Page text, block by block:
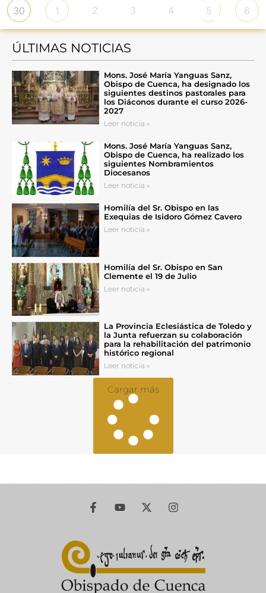
30 1 2 3 4 5 6
ÚLTIMAS NOTICIAS
Mons. José María Yanguas Sanz,
Obispo de Cuenca, ha designado los
siguientes destinos pastorales para
los Diáconos durante el curso 2026-
2027
Leer noticia »
Mons. José María Yanguas Sanz,
Obispo de Cuenca, ha realizado los
siguientes Nombramientos
Diocesanos
Leer noticia »
Homilía del Sr. Obispo en las
Exequias de Isidoro Gómez Cavero
Leer noticia »
Homilía del Sr. Obispo en San
Clemente el 19 de Julio
Leer noticia »
La Provincia Eclesiástica de Toledo y
la Junta refuerzan su colaboración
para la rehabilitación del patrimonio
histórico regional
Leer noticia »
Cargar más